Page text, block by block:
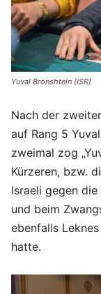
Yuval Bronshtein (ISR)
Nach der
auf Rang 5
zweimal zog
Kürzeren, bzw.
Israeli gegen
und beim
ebenfalls
hatte.